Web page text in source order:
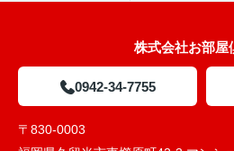
株式会社お部屋
0942-34-7755
〒830-0003